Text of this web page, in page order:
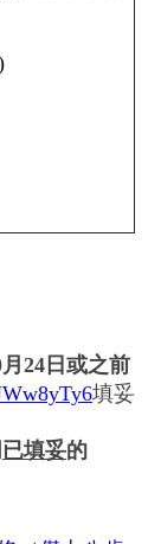
月 24 日或之前
填妥
已填妥的